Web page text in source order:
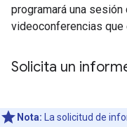
programará una
videoconferencias que
Solicita un
Nota: La solicitud de